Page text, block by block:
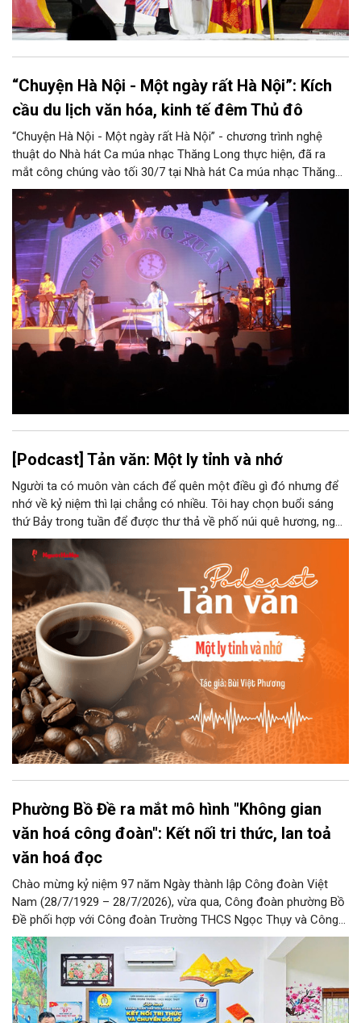
“Chuyện Hà Nội - Một ngày rất Hà Nội”: Kích
cầu du lịch văn hóa, kinh tế đêm Thủ đô
“Chuyện Hà Nội - Một ngày rất Hà Nội” - chương trình nghệ
thuật do Nhà hát Ca múa nhạc Thăng Long thực hiện, đã ra
mắt công chúng vào tối 30/7 tại Nhà hát Ca múa nhạc Thăng
Long (số 31 - 33 phố Lương Văn Can, phường Hoàn Kiếm).
[Podcast] Tản văn: Một ly tỉnh và nhớ
Người ta có muôn vàn cách để quên một điều gì đó nhưng để
nhớ về kỷ niệm thì lại chẳng có nhiều. Tôi hay chọn buổi sáng
thứ Bảy trong tuần để được thư thả về phố núi quê hương, ngồi
đợi giọt đắng của đất đai, mưa nắng điểm từng nhịp xuống
chiếc ly sứ như đợi thời gian mở cánh cửa diệu kì của mình.
Phường Bồ Đề ra mắt mô hình "Không gian
văn hoá công đoàn": Kết nối tri thức, lan toả
văn hoá đọc
Chào mừng kỷ niệm 97 năm Ngày thành lập Công đoàn Việt
Nam (28/7/1929 – 28/7/2026), vừa qua, Công đoàn phường Bồ
Đề phối hợp với Công đoàn Trường THCS Ngọc Thụy và Công
đoàn Trường Tiểu học Ái Mộ B tổ chức Lễ ra mắt Mô hình
“Không gian văn hóa công đoàn”.